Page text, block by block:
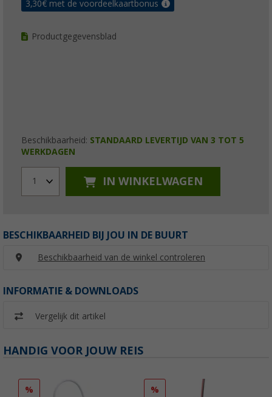
3,30€ met de voordeelkaartbonus
Productgegevensblad
Beschikbaarheid: STANDAARD LEVERTIJD VAN 3 TOT 5
WERKDAGEN
1 IN WINKELWAGEN
BESCHIKBAARHEID BIJ JOU IN DE BUURT
Beschikbaarheid van de winkel controleren
INFORMATIE & DOWNLOADS
Vergelijk dit artikel
HANDIG VOOR JOUW REIS
% %